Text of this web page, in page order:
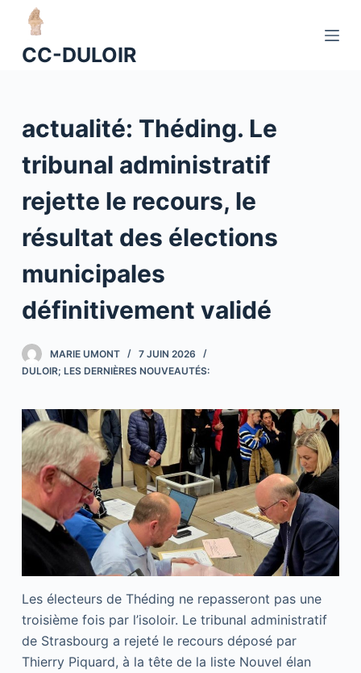
u
o
e
u
CC-DULOIR
actualité: Théding. Le
tribunal administratif
rejette le recours, le
résultat des élections
municipales
définitivement validé
MARIE UMONT
7 JUIN 2026
DULOIR; LES DERNIÈRES NOUVEAUTÉS:
Les électeurs de Théding ne repasseront pas une
troisième fois par l’isoloir. Le tribunal administratif
de Strasbourg a rejeté le recours déposé par
Thierry Piquard, à la tête de la liste Nouvel élan